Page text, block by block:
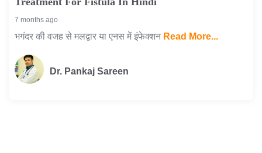
7 months ago
भगंदर की वजह से मलद्वार या एनस में इंफेक्शनRead More...
Dr. Pankaj Sareen